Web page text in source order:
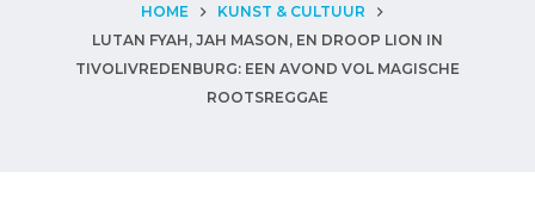
HOME
KUNST & CULTUUR
LUTAN FYAH, JAH MASON, EN DROOP LION IN
TIVOLIVREDENBURG: EEN AVOND VOL MAGISCHE
ROOTSREGGAE